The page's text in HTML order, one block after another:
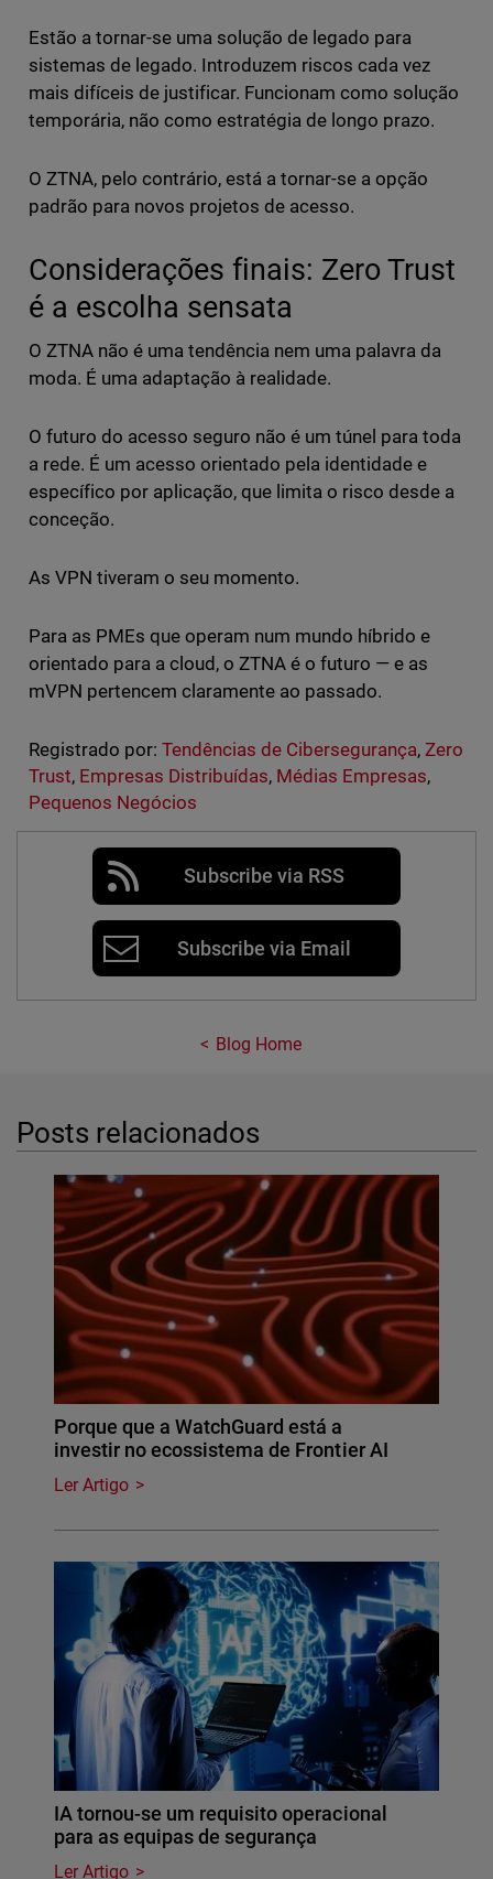
Estão a tornar-se uma solução de legado para
sistemas de legado. Introduzem riscos cada vez
mais difíceis de justificar. Funcionam como solução
temporária, não como estratégia de longo prazo.
O ZTNA, pelo contrário, está a tornar-se a opção
padrão para novos projetos de acesso.
Considerações finais: Zero Trust
é a escolha sensata
O ZTNA não é uma tendência nem uma palavra da
moda. É uma adaptação à realidade.
O futuro do acesso seguro não é um túnel para toda
a rede. É um acesso orientado pela identidade e
específico por aplicação, que limita o risco desde a
conceção.
As VPN tiveram o seu momento.
Para as PMEs que operam num mundo híbrido e
orientado para a cloud, o ZTNA é o futuro — e as
mVPN pertencem claramente ao passado.
Registrado por: Tendências de Cibersegurança,Zero
Trust, Empresas Distribuídas, Médias Empresas,
Pequenos Negócios
Subscribe via RSS
Subscribe via Email
Blog Home
Posts relacionados
Porque que a WatchGuard está a
investir no ecossistema de Frontier AI
Ler Artigo
IA tornou-se um requisito operacional
para as equipas de segurança
Ler Artigo